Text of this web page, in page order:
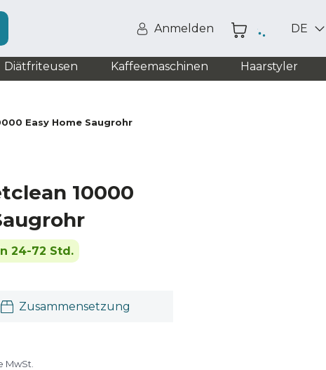
Anmelden DE
Diätfriteusen Kaffeemaschinen Haarstyler
Easy Home Saugrohr
10000
24-72 Std.
Zusammensetzung
MwSt.